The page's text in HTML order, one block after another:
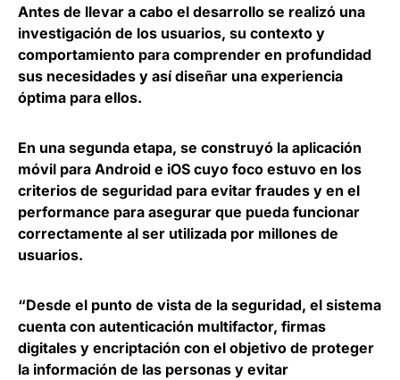
Antes de llevar a cabo el desarrollo se realizó una
investigación de los usuarios, su contexto y
comportamiento para comprender en profundidad
sus necesidades y así diseñar una experiencia
óptima para ellos.
En una segunda etapa, se construyó la aplicación
móvil para Android e iOS cuyo foco estuvo en los
criterios de seguridad para evitar fraudes y en el
performance para asegurar que pueda funcionar
correctamente al ser utilizada por millones de
usuarios.
“Desde el punto de vista de la seguridad, el sistema
cuenta con autenticación multifactor, firmas
digitales y encriptación con el objetivo de proteger
la información de las personas y evitar